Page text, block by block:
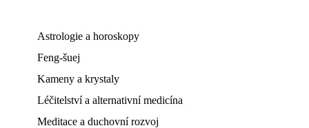
Astrologie a horoskopy
Feng-šuej
Kameny a krystaly
Léčitelství a alternativní medicína
Meditace a duchovní rozvoj